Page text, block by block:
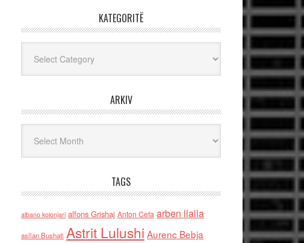
KATEGORITË
ARKIV
TAGS
albano kolonjari alfons Grishaj Anton Cefa arben llalla
asllan Bushati Astrit Lulushi Aurenc Bebja